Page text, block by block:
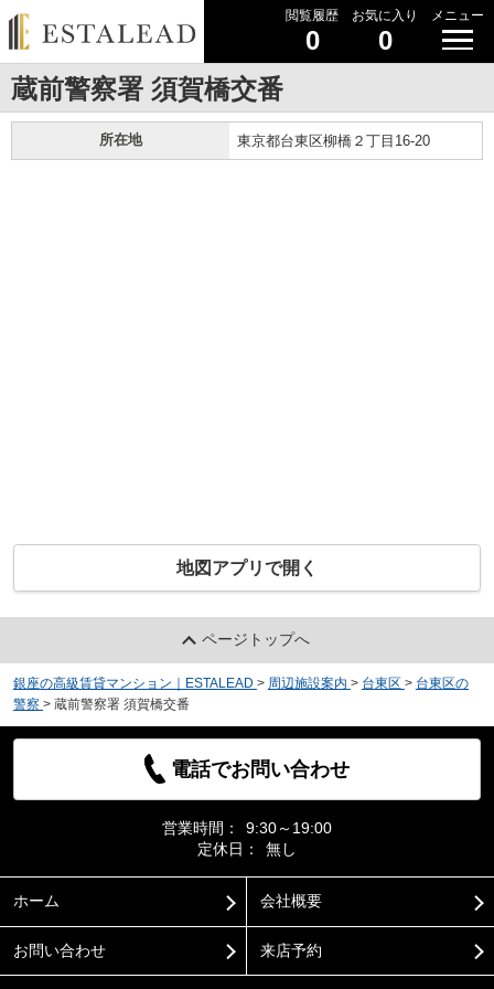
閲覧履歴
0
お気に入り
0
メニュー
蔵前警察署 須賀橋交番
所在地 東京都台東区柳橋２丁目16-20
地図アプリで開く
ページトップへ
銀座の高級賃貸マンション｜ESTALEAD > 周辺施設案内 > 台東区 > 台東区の
警察 > 蔵前警察署 須賀橋交番
電話でお問い合わせ
営業時間：
9:30～19:00
定休日：
無し
ホーム 会社概要
お問い合わせ 来店予約